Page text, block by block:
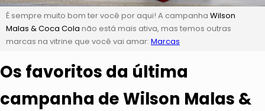
É sempre muito bom ter você por aqui! A campanha Wilson
Malas & Coca Cola não está mais ativa, mas temos outras
marcas na vitrine que você vai amar: Marcas
Os favoritos da última
campanha de Wilson Malas &